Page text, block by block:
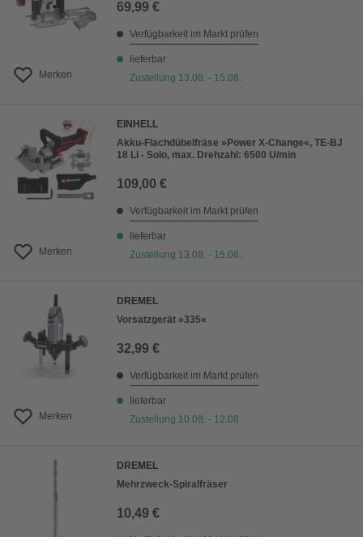
Merken
69,99 €
Verfügbarkeit im Markt prüfen
lieferbar
Zustellung 13.08. - 15.08.
Merken
EINHELL
Akku-Flachdübelfräse »Power X-Change«, TE-BJ
18 Li - Solo, max. Drehzahl: 6500 U/min
109,00 €
Verfügbarkeit im Markt prüfen
lieferbar
Zustellung 13.08. - 15.08.
Merken
DREMEL
Vorsatzgerät »335«
32,99 €
Verfügbarkeit im Markt prüfen
lieferbar
Zustellung 10.08. - 12.08.
DREMEL
Mehrzweck-Spiralfräser
10,49 €